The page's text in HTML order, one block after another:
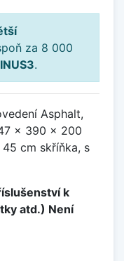
za 8 000
.
Asphalt,
x 390 x 200
cm skříňka, s
k
atd.) Není